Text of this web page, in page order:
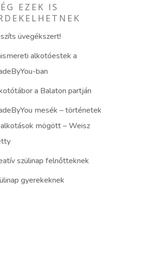
EZEK IS
üvegékszert!
alkotóestek a
ban
a Balaton partján
mesék – történetek
mögött – Weisz
szülinap felnőtteknek
gyerekeknek